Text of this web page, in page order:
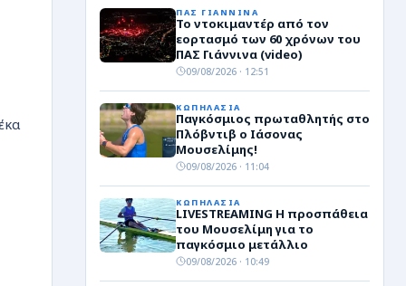
ΠΑΣ ΓΙΑΝΝΙΝΑ
Το ντοκιμαντέρ από τον
εορτασμό των 60 χρόνων του
ΠΑΣ Γιάννινα (video)
09/08/2026 · 12:51
ΚΩΠΗΛΑΣΙΑ
Παγκόσμιος πρωταθλητής στο
Πλόβντιβ ο Ιάσονας
Μουσελίμης!
09/08/2026 · 11:04
ΚΩΠΗΛΑΣΙΑ
LIVESTREAMING Η προσπάθεια
του Μουσελίμη για το
παγκόσμιο μετάλλιο
09/08/2026 · 10:49